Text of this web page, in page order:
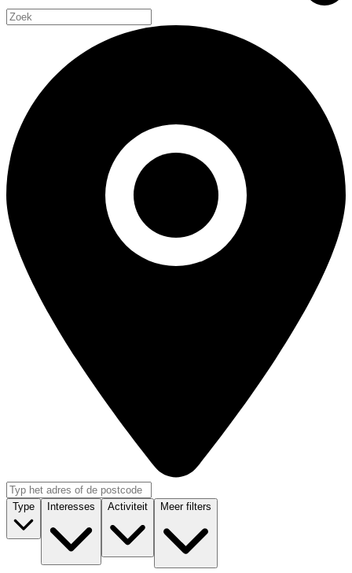
Type Interesses Activiteit Meer filters